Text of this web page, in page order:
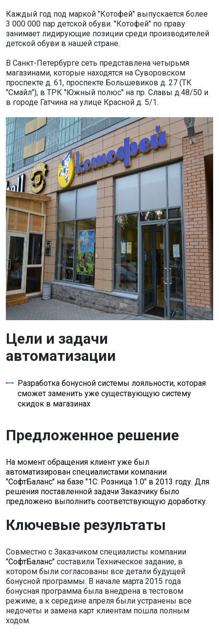
Каждый год под маркой "Котофей" выпускается более
3 000 000 пар детской обуви. "Котофей" по праву
занимает лидирующие позиции среди производителей
детской обуви в нашей стране.
В Санкт-Петербурге сеть представлена четырьмя
магазинами, которые находятся на Суворовском
проспекте д. 61, проспекте Большевиков д. 27 (ТК
"Смайл"), в ТРК "Южный полюс" на пр. Славы д.48/50 и
в городе Гатчина на улице Красной д. 5/1.
Цели и задачи
автоматизации
Разработка бонусной системы лояльности, которая
сможет заменить уже существующую систему
скидок в магазинах
Предложенное решение
На момент обращения клиент уже был
автоматизирован специалистами компании
"СофтБаланс" на базе "1С: Розница 1.0" в 2013 году. Для
решения поставленной задачи Заказчику было
предложено выполнить соответствующую доработку.
Ключевые результаты
Совместно с Заказчиком специалисты компании
"СофтБаланс" составили Техническое задание, в
котором были согласованы все детали будущей
бонусной программы. В начале марта 2015 года
бонусная программа была внедрена в тестовом
режиме, а к середине апреля были устранены все
недочеты и замена карт клиентам пошла полным
ходом.